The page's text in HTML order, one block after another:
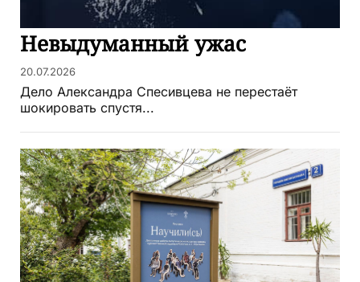
Невыдуманный ужас
20.07.2026
Дело Александра Спесивцева не перестаёт
шокировать спустя...